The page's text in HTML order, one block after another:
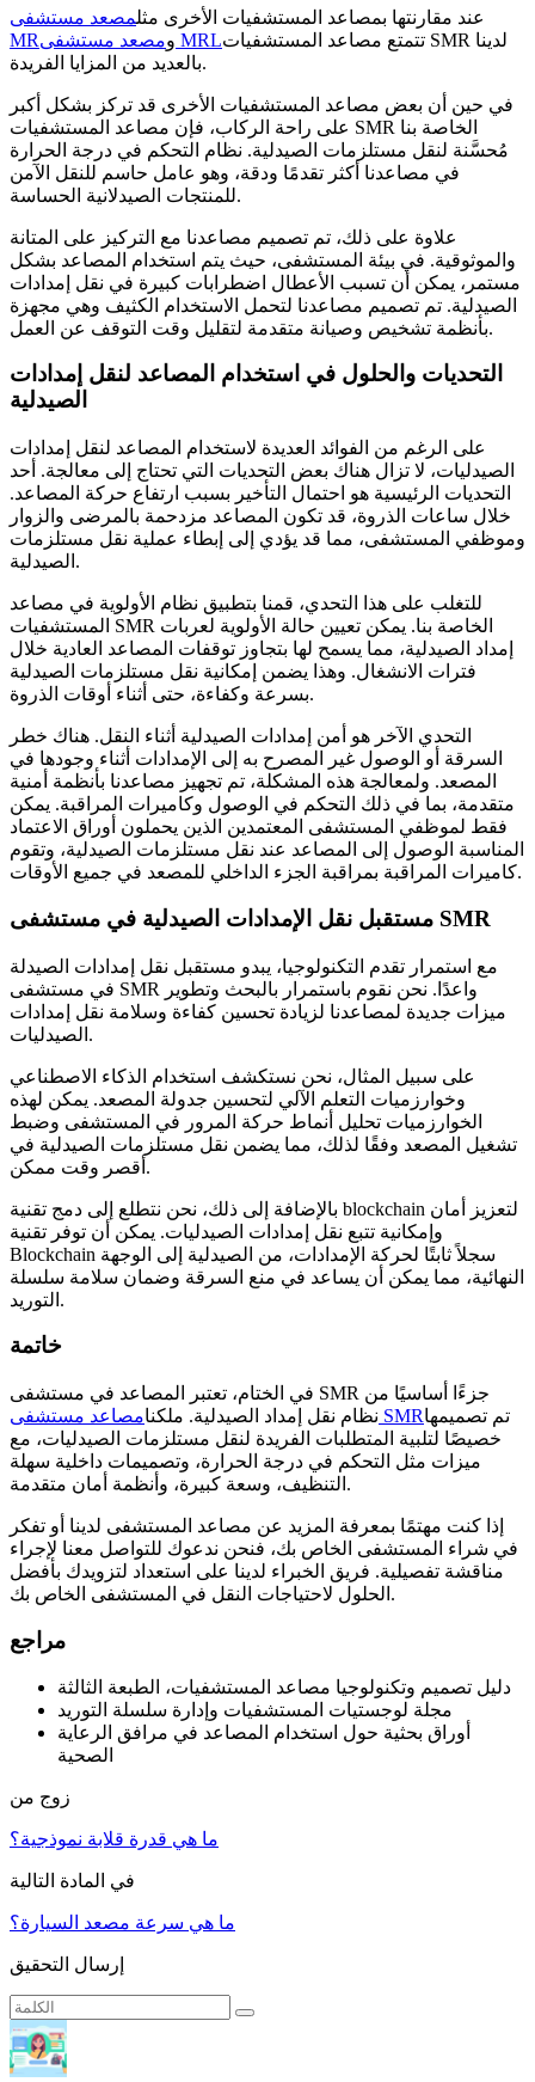
عند مقارنتها بمصاعد المستشفيات الأخرى مثلمصعد مستشفى
MR
و مصعد مستشفى MRLتتمتع مصاعد المستشفيات SMR لدينا
بالعديد من المزايا الفريدة.
في حين أن بعض مصاعد المستشفيات الأخرى قد تركز بشكل أكبر
على راحة الركاب، فإن مصاعد المستشفيات SMR الخاصة بنا
مُحسَّنة لنقل مستلزمات الصيدلية. نظام التحكم في درجة الحرارة
في مصاعدنا أكثر تقدمًا ودقة، وهو عامل حاسم للنقل الآمن
للمنتجات الصيدلانية الحساسة.
علاوة على ذلك، تم تصميم مصاعدنا مع التركيز على المتانة
والموثوقية. في بيئة المستشفى، حيث يتم استخدام المصاعد بشكل
مستمر، يمكن أن تسبب الأعطال اضطرابات كبيرة في نقل إمدادات
الصيدلية. تم تصميم مصاعدنا لتحمل الاستخدام الكثيف وهي مجهزة
بأنظمة تشخيص وصيانة متقدمة لتقليل وقت التوقف عن العمل.
التحديات والحلول في استخدام المصاعد لنقل إمدادات
الصيدلية
على الرغم من الفوائد العديدة لاستخدام المصاعد لنقل إمدادات
الصيدليات، لا تزال هناك بعض التحديات التي تحتاج إلى معالجة. أحد
التحديات الرئيسية هو احتمال التأخير بسبب ارتفاع حركة المصاعد.
خلال ساعات الذروة، قد تكون المصاعد مزدحمة بالمرضى والزوار
وموظفي المستشفى، مما قد يؤدي إلى إبطاء عملية نقل مستلزمات
الصيدلية.
للتغلب على هذا التحدي، قمنا بتطبيق نظام الأولوية في مصاعد
المستشفيات SMR الخاصة بنا. يمكن تعيين حالة الأولوية لعربات
إمداد الصيدلية، مما يسمح لها بتجاوز توقفات المصاعد العادية خلال
فترات الانشغال. وهذا يضمن إمكانية نقل مستلزمات الصيدلية
بسرعة وكفاءة، حتى أثناء أوقات الذروة.
التحدي الآخر هو أمن إمدادات الصيدلية أثناء النقل. هناك خطر
السرقة أو الوصول غير المصرح به إلى الإمدادات أثناء وجودها في
المصعد. ولمعالجة هذه المشكلة، تم تجهيز مصاعدنا بأنظمة أمنية
متقدمة، بما في ذلك التحكم في الوصول وكاميرات المراقبة. يمكن
فقط لموظفي المستشفى المعتمدين الذين يحملون أوراق الاعتماد
المناسبة الوصول إلى المصاعد عند نقل مستلزمات الصيدلية، وتقوم
كاميرات المراقبة بمراقبة الجزء الداخلي للمصعد في جميع الأوقات.
مستقبل نقل الإمدادات الصيدلية في مستشفى SMR
مع استمرار تقدم التكنولوجيا، يبدو مستقبل نقل إمدادات الصيدلة
في مستشفى SMR واعدًا. نحن نقوم باستمرار بالبحث وتطوير
ميزات جديدة لمصاعدنا لزيادة تحسين كفاءة وسلامة نقل إمدادات
الصيدليات.
على سبيل المثال، نحن نستكشف استخدام الذكاء الاصطناعي
وخوارزميات التعلم الآلي لتحسين جدولة المصعد. يمكن لهذه
الخوارزميات تحليل أنماط حركة المرور في المستشفى وضبط
تشغيل المصعد وفقًا لذلك، مما يضمن نقل مستلزمات الصيدلية في
أقصر وقت ممكن.
بالإضافة إلى ذلك، نحن نتطلع إلى دمج تقنية blockchain لتعزيز أمان
وإمكانية تتبع نقل إمدادات الصيدليات. يمكن أن توفر تقنية
Blockchain سجلاً ثابتًا لحركة الإمدادات، من الصيدلية إلى الوجهة
النهائية، مما يمكن أن يساعد في منع السرقة وضمان سلامة سلسلة
التوريد.
خاتمة
في الختام، تعتبر المصاعد في مستشفى SMR جزءًا أساسيًا من
نظام نقل إمداد الصيدلية. ملكنا مصاعد مستشفى SMRتم تصميمها
خصيصًا لتلبية المتطلبات الفريدة لنقل مستلزمات الصيدليات، مع
ميزات مثل التحكم في درجة الحرارة، وتصميمات داخلية سهلة
التنظيف، وسعة كبيرة، وأنظمة أمان متقدمة.
إذا كنت مهتمًا بمعرفة المزيد عن مصاعد المستشفى لدينا أو تفكر
في شراء المستشفى الخاص بك، فنحن ندعوك للتواصل معنا لإجراء
مناقشة تفصيلية. فريق الخبراء لدينا على استعداد لتزويدك بأفضل
الحلول لاحتياجات النقل في المستشفى الخاص بك.
مراجع
دليل تصميم وتكنولوجيا مصاعد المستشفيات، الطبعة الثالثة
مجلة لوجستيات المستشفيات وإدارة سلسلة التوريد
أوراق بحثية حول استخدام المصاعد في مرافق الرعاية
الصحية
زوج من
ما هي قدرة قلابة نموذجية؟
في المادة التالية
ما هي سرعة مصعد السيارة؟
إرسال التحقيق